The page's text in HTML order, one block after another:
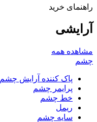
راهنمای خرید
آرایشی
مشاهده همه
چشم
پاک کننده آرایش چشم
پرایمر چشم
خط چشم
ریمل
سایه چشم